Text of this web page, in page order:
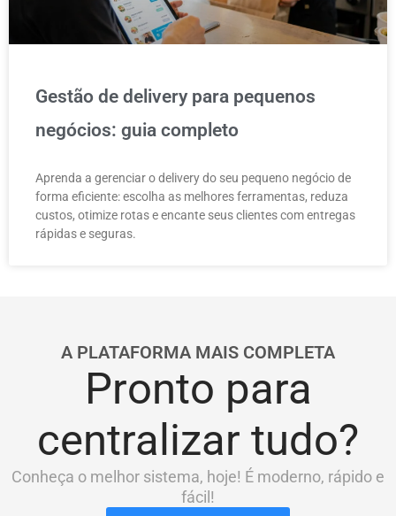
Gestão de delivery para pequenos
negócios: guia completo
Aprenda a gerenciar o delivery do seu pequeno negócio de
forma eficiente: escolha as melhores ferramentas, reduza
custos, otimize rotas e encante seus clientes com entregas
rápidas e seguras.
A PLATAFORMA MAIS COMPLETA
Pronto para
centralizar tudo?
Conheça o melhor sistema, hoje! É moderno, rápido e
fácil!